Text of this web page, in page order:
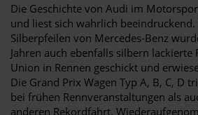
Die Geschichte von Audi im
und liest sich wahrlich beeindruckend.
Silberpfeilen von Mercedes-Benz
Jahren auch ebenfalls silbern lackierte
Union in Rennen geschickt und
Die Grand Prix Wagen Typ A, B, C, D
bei frühen Rennveranstaltungen als
anderen Rekordfahrt.